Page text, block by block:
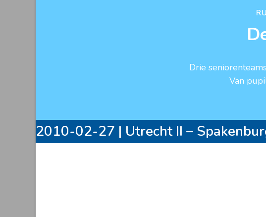
Drie
Van
2010-02-27 | Utrecht II –